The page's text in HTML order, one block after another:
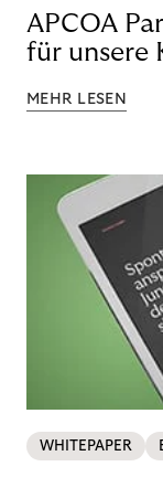
APCOA
für unsere
MEHR LESEN
WHITEPAPER